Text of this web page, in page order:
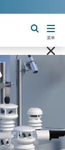
切换搜索
菜单